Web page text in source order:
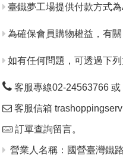
臺鐵夢工場提供付款方式為
為確保會員購物權益，有
如有任何問題，可透過下
客服專線02-24563766
客服信箱
訂單查詢留言。
營業人名稱：國營臺灣鐵